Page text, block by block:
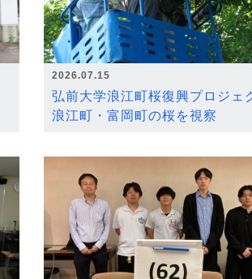
2026.07.15
弘前大学浪江町桜復興プロジ
浪江町・富岡町の桜を視察